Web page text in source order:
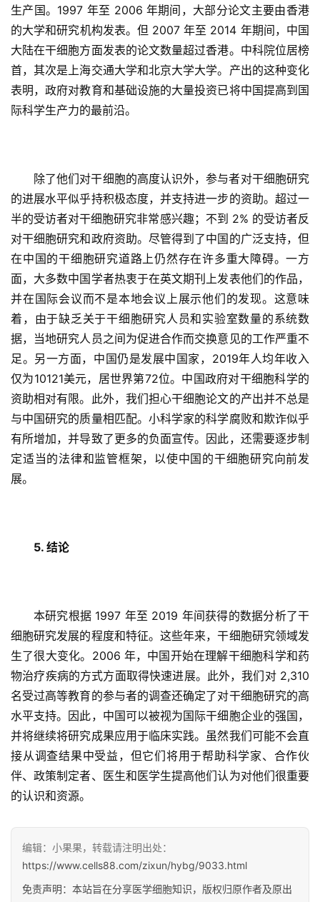
生产国。1997 年至 2006 年期间，大部分论文主要由香港
的大学和研究机构发表。但 2007 年至 2014 年期间，中国
大陆在干细胞方面发表的论文数量超过香港。中科院位居榜
首，其次是上海交通大学和北京大学大学。产出的这种变化
表明，政府对教育和基础设施的大量投资已将中国提高到国
际科学生产力的最前沿。
除了他们对干细胞的高度认识外，参与者对干细胞研究
的进展水平似乎持积极态度，并支持进一步的资助。超过一
半的受访者对干细胞研究非常感兴趣；不到 2% 的受访者反
对干细胞研究和政府资助。尽管得到了中国的广泛支持，但
在中国的干细胞研究道路上仍然存在许多重大障碍。一方
面，大多数中国学者热衷于在英文期刊上发表他们的作品，
并在国际会议而不是本地会议上展示他们的发现。这意味
着，由于缺乏关于干细胞研究人员和实验室数量的系统数
据，当地研究人员之间为促进合作而交换意见的工作严重不
足。另一方面，中国仍是发展中国家，2019年人均年收入
仅为10121美元，居世界第72位。中国政府对干细胞科学的
资助相对有限。此外，我们担心干细胞论文的产出并不总是
与中国研究的质量相匹配。小科学家的科学腐败和欺诈似乎
有所增加，并导致了更多的负面宣传。因此，还需要逐步制
定适当的法律和监管框架，以使中国的干细胞研究向前发
展。
5. 结论
本研究根据 1997 年至 2019 年间获得的数据分析了干
细胞研究发展的程度和特征。这些年来，干细胞研究领域发
生了很大变化。2006 年，中国开始在理解干细胞科学和药
物治疗疾病的方式方面取得快速进展。此外，我们对 2,310
名受过高等教育的参与者的调查还确定了对干细胞研究的高
水平支持。因此，中国可以被视为国际干细胞企业的强国，
并将继续将研究成果应用于临床实践。虽然我们可能不会直
接从调查结果中受益，但它们将用于帮助科学家、合作伙
伴、政策制定者、医生和医学生提高他们认为对他们很重要
的认识和资源。
编辑：小果果，转载请注明出处：
https://www.cells88.com/zixun/hybg/9033.html
免责声明：本站旨在分享医学细胞知识，版权归原作者及原出